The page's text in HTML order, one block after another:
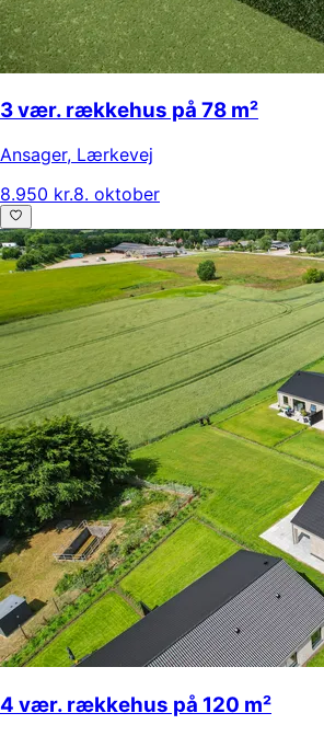
3 vær. rækkehus på 78 m²
Ansager, Lærkevej
8.950 kr.8. oktober
4 vær. rækkehus på 120 m²